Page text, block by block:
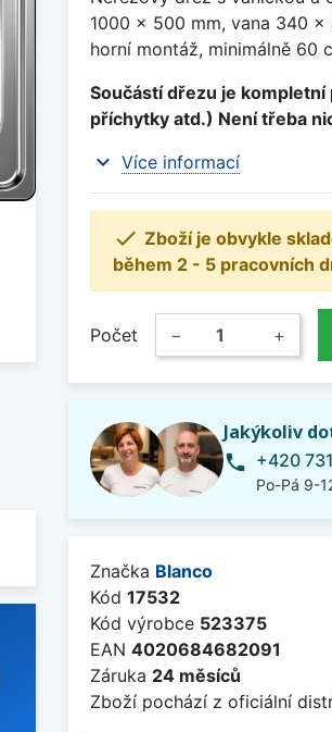
1000 x 500 mm, vana 340
horní montáž, minimálně 60
Součástí dřezu je
příchytky atd.) Není třeba
expand_more Více informací
 Zboží je obvykle
během 2 - 5 pracovních
Počet − +
Jakýkoliv
phone +420
Po-Pá 9-
Značka Blanco
Kód 17532
Kód výrobce 523375
EAN 4020684682091
Záruka 24 měsíců
Zboží pochází z oficiální